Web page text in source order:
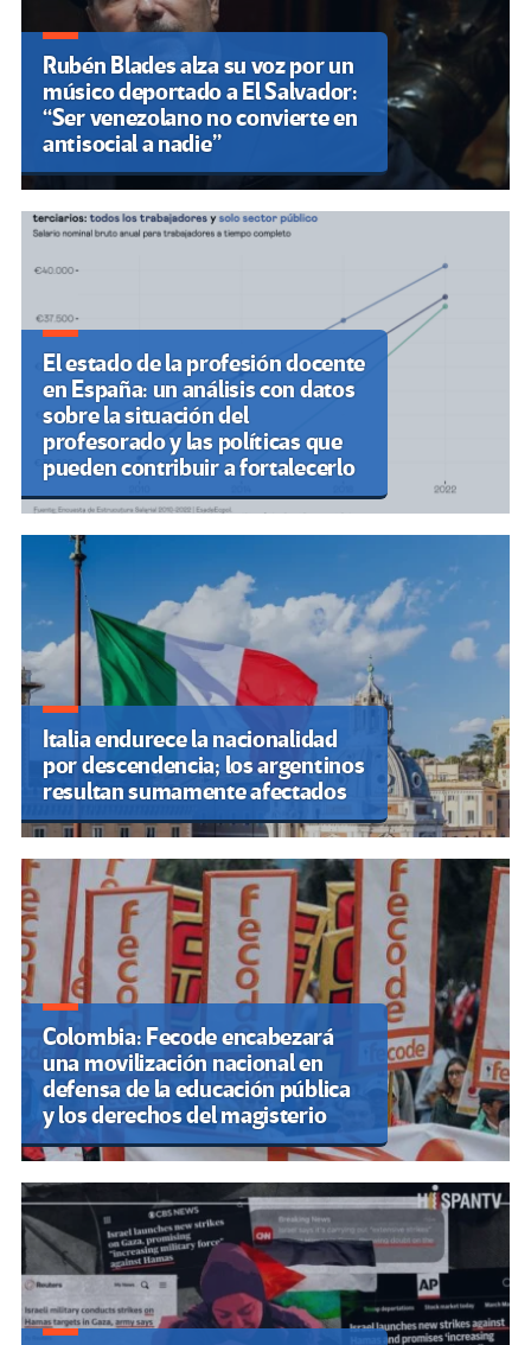
Rubén Blades alza su voz por un
músico deportado a El Salvador:
“Ser venezolano no convierte en
antisocial a nadie”
El estado de la profesión docente
en España: un análisis con datos
sobre la situación del
profesorado y las políticas que
pueden contribuir a fortalecerlo
Italia endurece la nacionalidad
por descendencia; los argentinos
resultan sumamente afectados
Colombia: Fecode encabezará
una movilización nacional en
defensa de la educación pública
y los derechos del magisterio